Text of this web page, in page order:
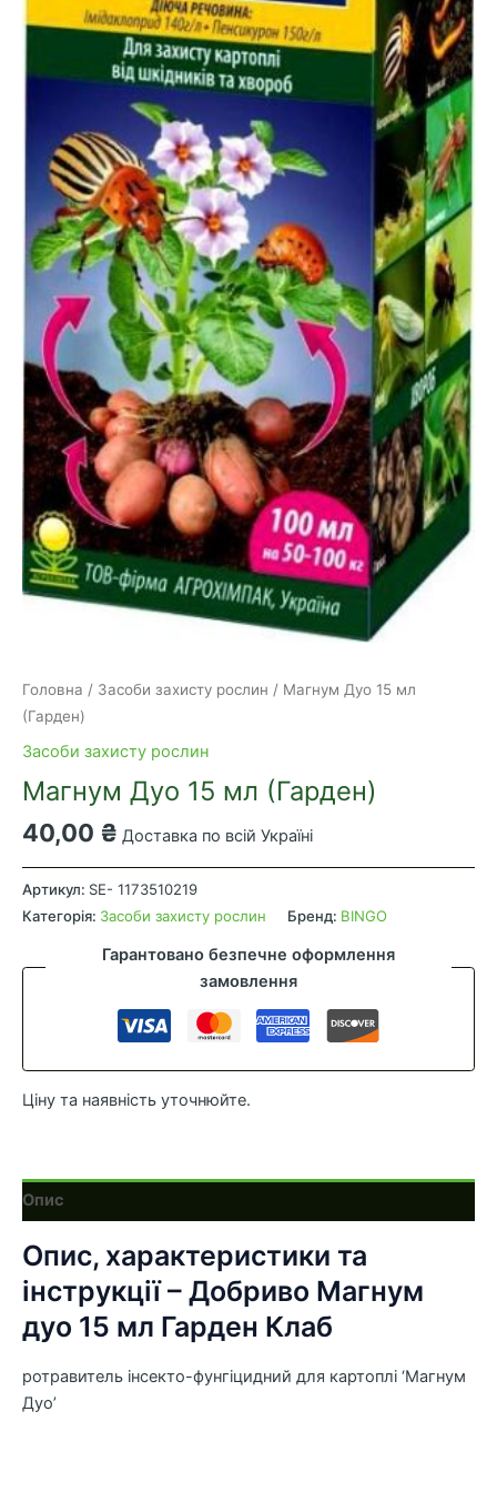
Головна / Засоби захисту рослин / Магнум Дуо 15 мл
(Гарден)
Засоби захисту рослин
Магнум Дуо 15 мл (Гарден)
40,00 ₴ Доставка по всій Україні
Магнум
Дуо
15
(Гарден)
Артикул: SE- 1173510219
Категорія: Засоби захисту рослин Бренд: BINGO
Гарантовано безпечне оформлення
замовлення
Ціну та наявність уточнюйте.
Опис
Опис, характеристики та
інструкції – Добриво Магнум
дуо 15 мл Гарден Клаб
ротравитель інсекто-фунгіцидний для картоплі ‘Магнум
Дуо’